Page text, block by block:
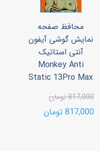
محافظ صفحه
نمایش گوشی آیفون
آنتی استاتیک
Monkey Anti
Static 13Pro Max
817,000 تومان
817,000 تومان